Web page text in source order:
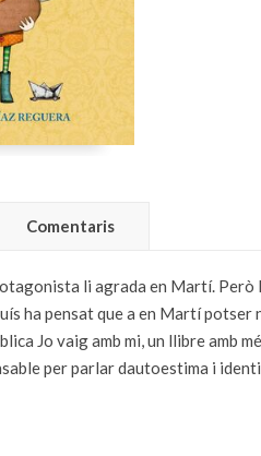
Comentaris
li agrada en Martí. Però
ha pensat que a en Martí potser
Jo vaig amb mi, un llibre amb
per parlar dautoestima i